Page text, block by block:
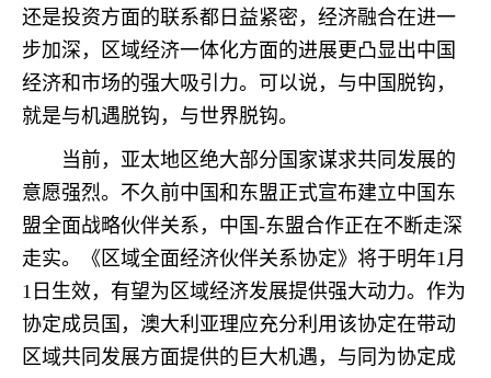
还是投资方面的联系都日益紧密，经济融合在进一
步加深，区域经济一体化方面的进展更凸显出中国
经济和市场的强大吸引力。可以说，与中国脱钩，
就是与机遇脱钩，与世界脱钩。
当前，亚太地区绝大部分国家谋求共同发展的
意愿强烈。不久前中国和东盟正式宣布建立中国东
盟全面战略伙伴关系，中国-东盟合作正在不断走深
走实。《区域全面经济伙伴关系协定》将于明年1月
1日生效，有望为区域经济发展提供强大动力。作为
协定成员国，澳大利亚理应充分利用该协定在带动
区域共同发展方面提供的巨大机遇，与同为协定成